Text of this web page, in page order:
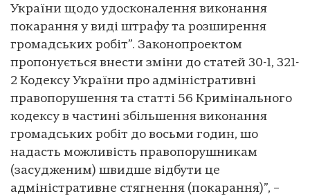
України щодо удосконалення виконання
покарання у виді штрафу та розширення
громадських робіт”. Законопроектом
пропонується внести зміни до статей 30-1, 321-
2 Кодексу України про адміністративні
правопорушення та статті 56 Кримінального
кодексу в частині збільшення виконання
громадських робіт до восьми годин, шо
надасть можливість правопорушникам
(засудженим) швидше відбути це
адміністративне стягнення (покарання)”, –